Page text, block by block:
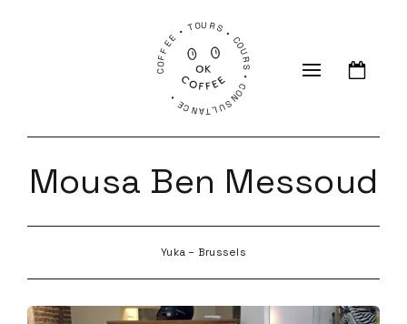
COFFEE • TOURS • COURS • CONSULTANCE •
Mousa Ben Messoud
Yuka – Brussels